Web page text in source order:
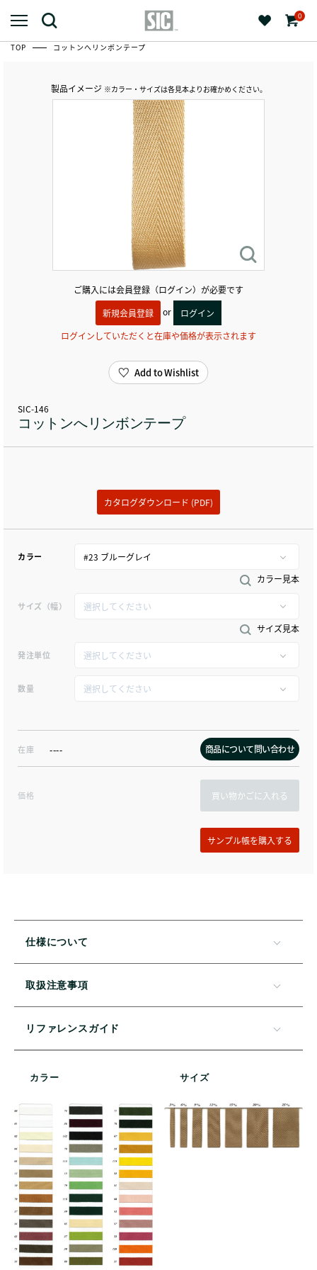
0
TOP コットンへリンボンテープ
製品イメージ ※カラー・サイズは各見本よりお確かめください。
ご購入には会員登録（ログイン）が必要です
新規会員登録
or
ログイン
ログインしていただくと在庫や価格が表示されます
SIC-146
コットンへリンボンテープ
カタログダウンロード (PDF)
カラー
カラー見本
サイズ（幅）
サイズ見本
発注単位
数量
在庫 ---- 商品について問い合わせ
価格 買い物かごに入れる
Add to Wishlist
仕様について
取扱注意事項
リファレンスガイド
カラー サイズ